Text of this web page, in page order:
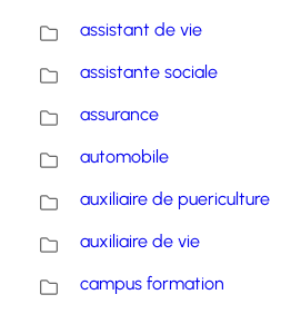
assistant de vie
assistante sociale
assurance
automobile
auxiliaire de puericulture
auxiliaire de vie
campus formation